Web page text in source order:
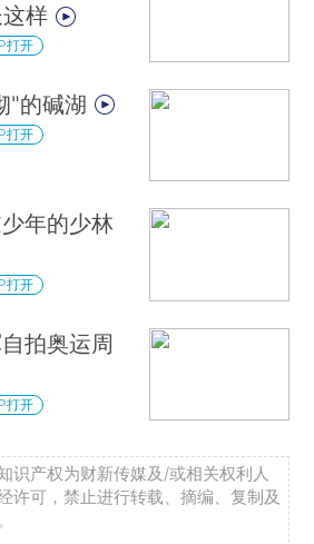
样
打开
"的碱湖
打开
少年的少林
打开
自拍奥运周
打开
识产权为财新传媒及/或相关权利人
许可，禁止进行转载、摘编、复制及